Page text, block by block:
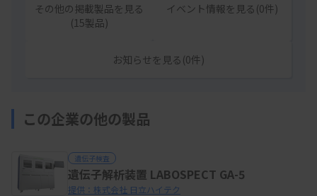
その他の掲載製品を見る
(15製品)
イベント情報を見る(0件)
お知らせを見る(0件)
この企業の他の製品
遺伝子検査
遺伝子解析装置 LABOSPECT GA-5
提供：株式会社 日立ハイテク